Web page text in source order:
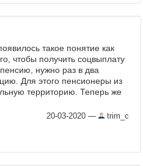
такое понятие как
чтобы получить соцвыплату
нужно раз в два
Для этого пенсионеры из
территорию. Теперь же
20-03-2020 — trim_c